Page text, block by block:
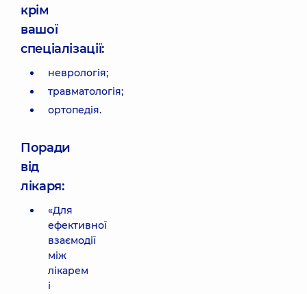
крім
вашої
спеціалізації:
неврологія;
травматологія;
ортопедія.
Поради
від
лікаря:
«Для
ефективної
взаємодії
між
лікарем
і